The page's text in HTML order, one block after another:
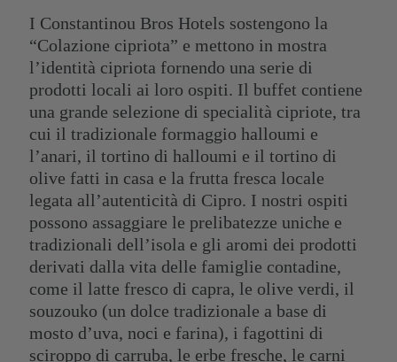
L’ALBERGO
CAMERE E SUITE
OFFERTE SPECIALI
PRIVILEGI DELLA CLASSE ELITE
PRANZO
ELISIR SPA
RIUNIONI
POSIZIONE
GALLERIA FOTOGRAFICA
CONTATTO
ONLINE CHECK-IN
I Constantinou Bros Hotels sostengono la
“Colazione cipriota” e mettono in mostra
l’identità cipriota fornendo una serie di
prodotti locali ai loro ospiti. Il buffet contiene
una grande selezione di specialità cipriote, tra
cui il tradizionale formaggio halloumi e
l’anari, il tortino di halloumi e il tortino di
olive fatti in casa e la frutta fresca locale
legata all’autenticità di Cipro. I nostri ospiti
possono assaggiare le prelibatezze uniche e
tradizionali dell’isola e gli aromi dei prodotti
derivati dalla vita delle famiglie contadine,
come il latte fresco di capra, le olive verdi, il
souzouko (un dolce tradizionale a base di
mosto d’uva, noci e farina), i fagottini di
sciroppo di carruba, le erbe fresche, le carni